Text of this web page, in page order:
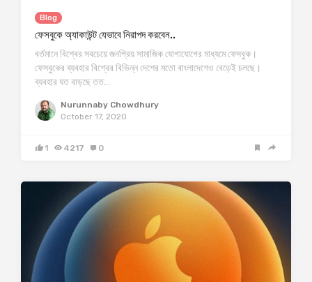
Blog
ফেসবুকে অ্যাকাউন্ট যেভাবে নিরাপদ করবেন..
বর্তমানে বিশ্বের সবচেয়ে জনপ্রিয় সামাজিক যোগাযোগের মাধ্যমে ফেসবুক।
ফেসবুকের ব্যবহার বিশ্বের বিভিন্ন দেশের মতো বাংলাদেশেও বেড়েই চলছে।
ব্যবহার যত বাড়ছে তত…
Nurunnaby Chowdhury
October 17, 2020
1 4217 0